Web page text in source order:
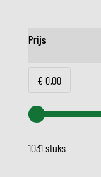
Prijs
Minimum value
€ 0,00
1031 stuks